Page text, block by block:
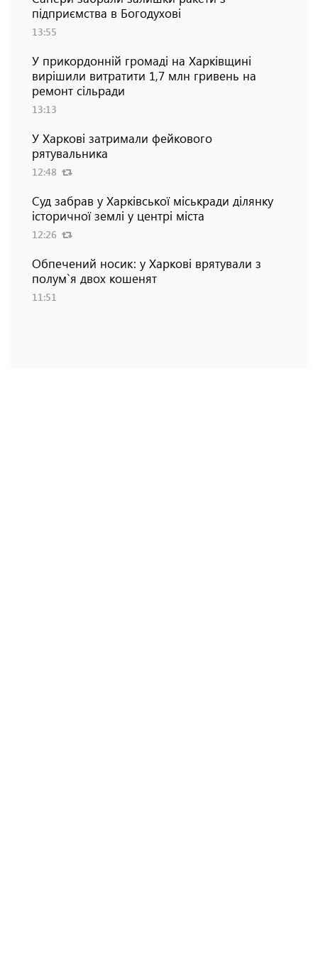
підприємства в Богодухові
13:55
У прикордонній громаді на Харківщині
вирішили витратити 1,7 млн гривень на
ремонт сільради
13:13
У Харкові затримали фейкового
рятувальника
12:48
Суд забрав у Харківської міськради ділянку
історичної землі у центрі міста
12:26
Обпечений носик: у Харкові врятували з
полум`я двох кошенят
11:51